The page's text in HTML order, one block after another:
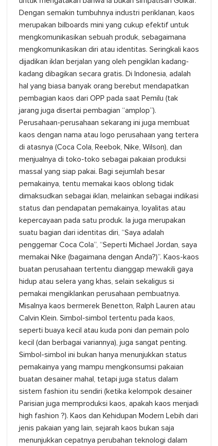
Dengan semakin tumbuhnya industri periklanan, kaos
merupakan bilboards mini yang cukup efektif untuk
mengkomunikasikan sebuah produk, sebagaimana
mengkomunikasikan diri atau identitas. Seringkali kaos
dijadikan iklan berjalan yang oleh pengiklan kadang-
kadang dibagikan secara gratis. Di Indonesia, adalah
hal yang biasa banyak orang berebut mendapatkan
pembagian kaos dari OPP pada saat Pemilu (tak
jarang juga disertai pembagian “amplop”).
Perusahaan-perusahaan sekarang ini juga membuat
kaos dengan nama atau logo perusahaan yang tertera
di atasnya (Coca Cola, Reebok, Nike, Wilson), dan
menjualnya di toko-toko sebagai pakaian produksi
massal yang siap pakai. Bagi sejumlah besar
pemakainya, tentu memakai kaos oblong tidak
dimaksudkan sebagai iklan, melainkan sebagai indikasi
status dan pendapatan pemakainya, loyalitas atau
kepercayaan pada satu produk. Ia juga merupakan
suatu bagian dari identitas diri, “Saya adalah
penggemar Coca Cola”, “Seperti Michael Jordan, saya
memakai Nike (bagaimana dengan Anda?)”. Kaos-kaos
buatan perusahaan tertentu dianggap mewakili gaya
hidup atau selera yang khas, selain sekaligus si
pemakai mengiklankan perusahaan pembuatnya.
Misalnya kaos bermerek Benetton, Ralph Lauren atau
Calvin Klein. Simbol-simbol tertentu pada kaos,
seperti buaya kecil atau kuda poni dan pemain polo
kecil (dan berbagai variannya), juga sangat penting.
Simbol-simbol ini bukan hanya menunjukkan status
pemakainya yang mampu mengkonsumsi pakaian
buatan desainer mahal, tetapi juga status dalam
sistem fashion itu sendiri (ketika kelompok desainer
Parisian juga memproduksi kaos, apakah kaos menjadi
high fashion ?). Kaos dan Kehidupan Modern Lebih dari
jenis pakaian yang lain, sejarah kaos bukan saja
menunjukkan cepatnya perubahan teknologi dalam